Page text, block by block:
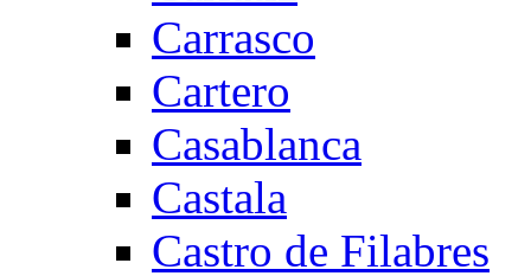
Carrasco
Cartero
Casablanca
Castala
Castro de Filabres